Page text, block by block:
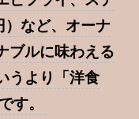
）など、オーナ
ブルに味わえる
うより「洋食
す。